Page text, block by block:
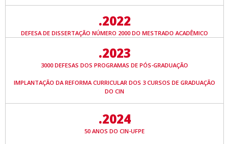
.2022
DEFESA DE DISSERTAÇÃO NÚMERO 2000 DO MESTRADO ACADÊMICO
.2023
3000 DEFESAS DOS PROGRAMAS DE PÓS-GRADUAÇÃO
IMPLANTAÇÃO DA REFORMA CURRICULAR DOS 3 CURSOS DE GRADUAÇÃO
DO CIN
.2024
50 ANOS DO CIN-UFPE